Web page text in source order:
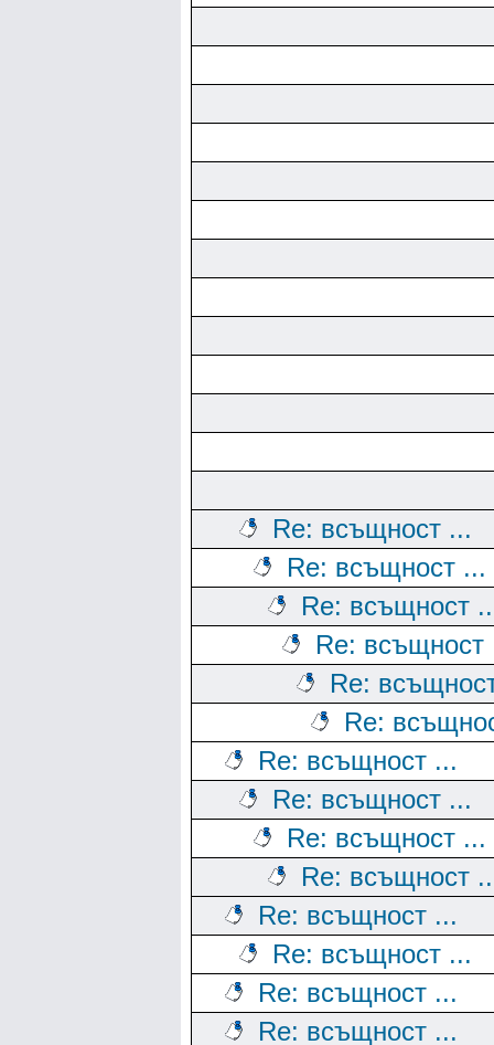
Re: всъщност ...
Re: всъщност ...
Re: всъщност
Re: всъщност
Re:
Re:
Re: всъщност ...
Re: всъщност ...
Re: всъщност ...
Re: всъщност
Re: всъщност ...
Re: всъщност ...
Re: всъщност ...
Re: всъщност ...